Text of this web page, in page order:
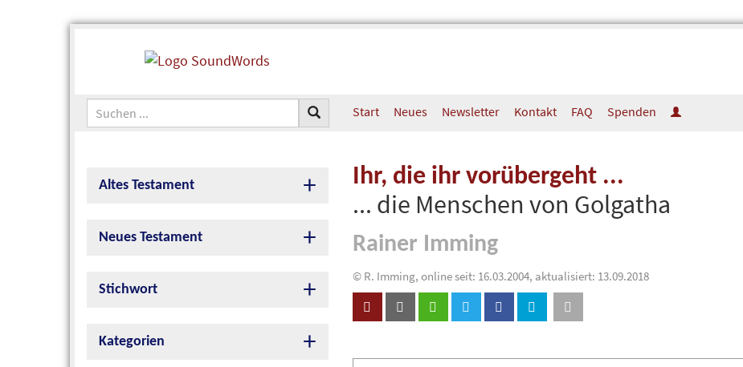
Start Neues Newsletter Kontakt FAQ Spenden
Altes Testament
Neues Testament
Stichwort
Kategorien
Ihr, die ihr vorübergeht ...
... die Menschen von Golgatha
Rainer Imming
© R. Imming, online seit: 16.03.2004, aktualisiert: 13.09.2018